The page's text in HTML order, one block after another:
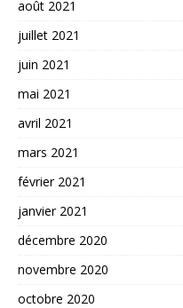
août 2021
juillet 2021
juin 2021
mai 2021
avril 2021
mars 2021
février 2021
janvier 2021
décembre 2020
novembre 2020
octobre 2020